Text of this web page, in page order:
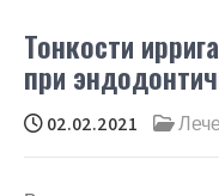
Тонкости
при
02.02.2021